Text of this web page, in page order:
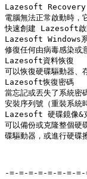
Lazesoft Recovery
電腦無法正常啟動時，
快速創建 Lazesoft啟
Lazesoft Windows
修復任何由病毒感染或
Lazesoft資料恢復
可以恢復硬碟驅動器、
Lazesoft恢復密碼
當忘記或丟失了系統密
安裝序列號（重裝系統
Lazesoft 硬碟鏡像&
可以備份或克隆整個硬
碟驅動器，或進行硬碟
-=-=-=-=-=-=-=-